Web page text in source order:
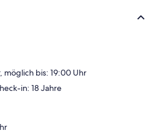
möglich bis: 19:00 Uhr
in: 18 Jahre